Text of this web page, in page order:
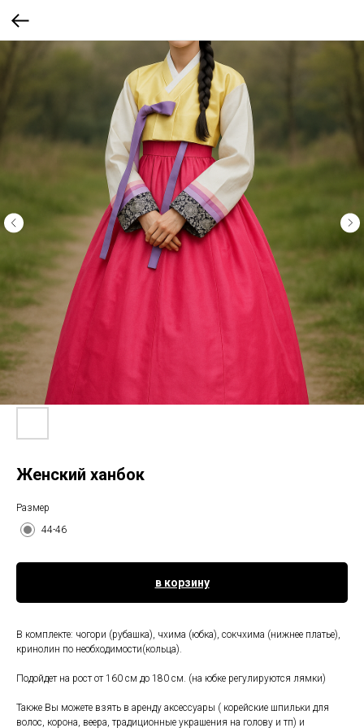
Женский ханбок
Размер
44-46
в корзину
В комплекте: чогори (рубашка), чхима (юбка), сокчхима (нижнее платье),
кринолин по необходимости(кольца).
Подойдет на рост от 160 см до 180 см. (на юбке регулируются лямки)
Также Вы можете взять в аренду аксессуары ( корейские шпильки для
волос, корона, веера, традиционные украшения на голову и тп) и